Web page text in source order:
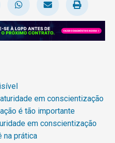
em conscientização
é tão importante
em conscientização
na prática